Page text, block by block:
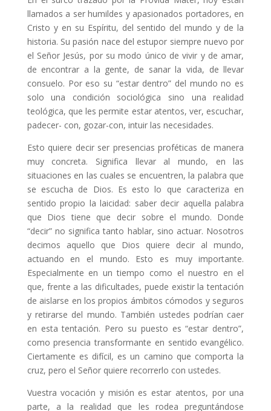
llamados a ser humildes y apasionados portadores, en
Cristo y en su Espíritu, del sentido del mundo y de la
historia. Su pasión nace del estupor siempre nuevo por
el Señor Jesús, por su modo único de vivir y de amar,
de encontrar a la gente, de sanar la vida, de llevar
consuelo. Por eso su “estar dentro” del mundo no es
solo una condición sociológica sino una realidad
teológica, que les permite estar atentos, ver, escuchar,
padecer- con, gozar-con, intuir las necesidades.
Esto quiere decir ser presencias proféticas de manera
muy concreta. Significa llevar al mundo, en las
situaciones en las cuales se encuentren, la palabra que
se escucha de Dios. Es esto lo que caracteriza en
sentido propio la laicidad: saber decir aquella palabra
que Dios tiene que decir sobre el mundo. Donde
“decir” no significa tanto hablar, sino actuar. Nosotros
decimos aquello que Dios quiere decir al mundo,
actuando en el mundo. Esto es muy importante.
Especialmente en un tiempo como el nuestro en el
que, frente a las dificultades, puede existir la tentación
de aislarse en los propios ámbitos cómodos y seguros
y retirarse del mundo. También ustedes podrían caer
en esta tentación. Pero su puesto es “estar dentro”,
como presencia transformante en sentido evangélico.
Ciertamente es difícil, es un camino que comporta la
cruz, pero el Señor quiere recorrerlo con ustedes.
Vuestra vocación y misión es estar atentos, por una
parte, a la realidad que les rodea preguntándose